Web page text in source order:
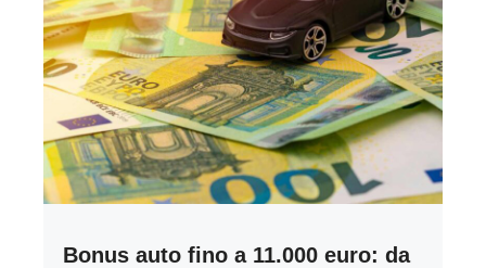
Bonus auto fino a 11.000 euro: da